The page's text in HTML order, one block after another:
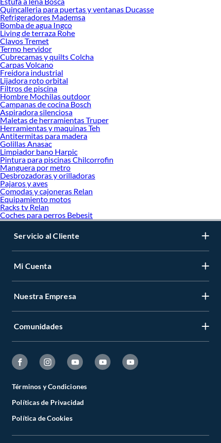
¡Visítanos y haz tus ideas realidad!
Quincalleria para puertas y ventanas Ducasse
Refrigeradores Mademsa
Bomba de agua Ingco
Living de terraza Rohe
Clavos Tremet
Termo hervidor
Cubrecamas y quilts Colcha
Carpas Volcano
Freidora industrial
Lijadora roto orbital
Filtros de piscina
Hombre Mochilas outdoor
Campanas de cocina Bosch
Aspiradora silenciosa
Maletas de herramientas Truper
Herramientas y maquinas Teh
Antitermitas para madera
Golillas Anasac
Limpiador bano Harpic
Pintura para piscinas Chilcorrofin
Manguera por metro
Desbrozadoras y orilladoras
Pajaros y aves
Comodas y cajoneras Relan
Equipamiento motos
Racks tv Relan
Coches para perros Bebesit
Servicio al Cliente
Mi Cuenta
Nuestra Empresa
Comunidades
Términos y Condiciones
Políticas de Privacidad
Política de Cookies